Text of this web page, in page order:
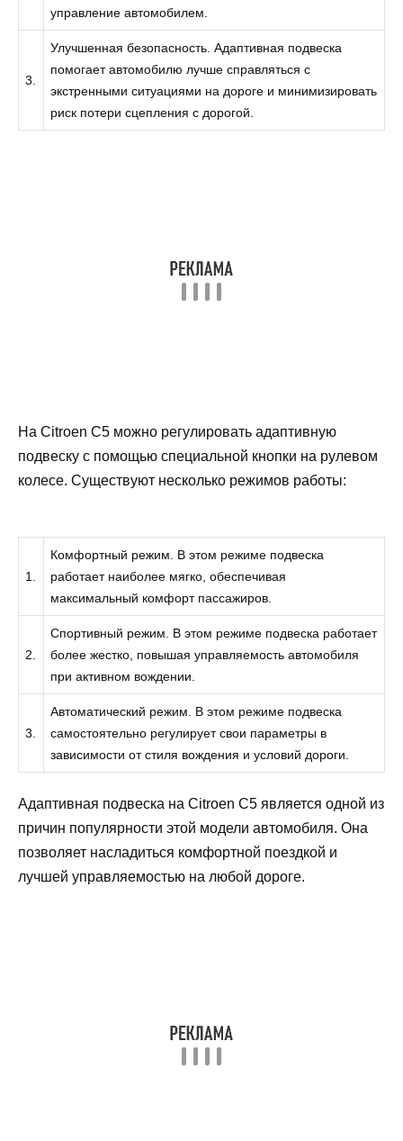
управление автомобилем.
3.
Улучшенная безопасность. Адаптивная подвеска
помогает автомобилю лучше справляться с
экстренными ситуациями на дороге и минимизировать
риск потери сцепления с дорогой.
На Citroen C5 можно регулировать адаптивную
подвеску с помощью специальной кнопки на рулевом
колесе. Существуют несколько режимов работы:
1.
Комфортный режим. В этом режиме подвеска
работает наиболее мягко, обеспечивая
максимальный комфорт пассажиров.
2.
Спортивный режим. В этом режиме подвеска работает
более жестко, повышая управляемость автомобиля
при активном вождении.
3.
Автоматический режим. В этом режиме подвеска
самостоятельно регулирует свои параметры в
зависимости от стиля вождения и условий дороги.
Адаптивная подвеска на Citroen C5 является одной из
причин популярности этой модели автомобиля. Она
позволяет насладиться комфортной поездкой и
лучшей управляемостью на любой дороге.